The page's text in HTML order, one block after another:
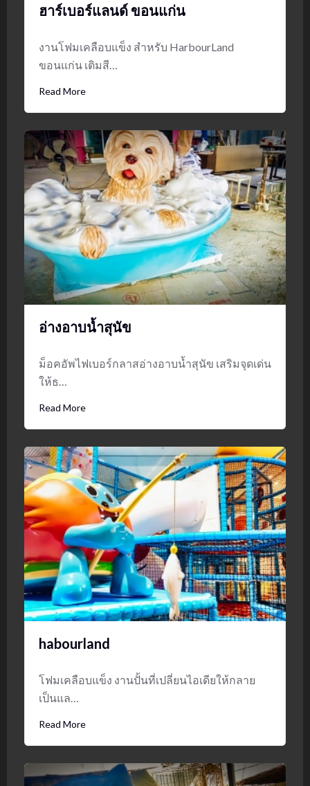
ฮาร์เบอร์แลนด์ ขอนแก่น
งานโฟมเคลือบแข็ง สำหรับ HarbourLand
ขอนแก่น เติมสี…
Read More
อ่างอาบน้ำสุนัข
ม็อคอัพไฟเบอร์กลาสอ่างอาบน้ำสุนัข เสริมจุดเด่น
ให้ธ…
Read More
habourland
โฟมเคลือบแข็ง งานปั้นที่เปลี่ยนไอเดียให้กลาย
เป็นแล…
Read More